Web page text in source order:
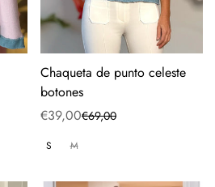
Chaqueta de punto celeste
botones
Precio
de
€39,00
Precio
regular
€69,00
S M